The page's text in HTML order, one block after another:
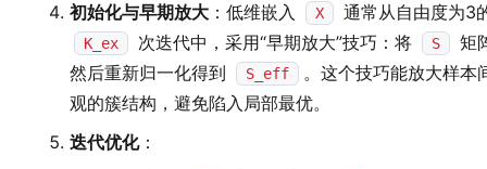
初始化与早期放大 ：低维嵌入 X 通常从自由度为3
K_ex 次迭代中，采用“早期放大”技巧：将 S
矩
然后重新归一化得到
S_eff
。这个技巧能放大样本
观的簇结构，避免陷入局部最优。
迭代优化：